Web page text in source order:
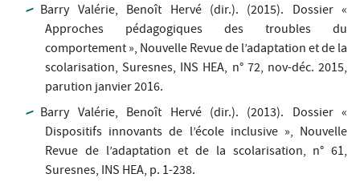
Barry Valérie, Benoît Hervé (dir.). (2015). Dossier «
Approches pédagogiques des troubles du
comportement », Nouvelle Revue de l’adaptation et de la
scolarisation, Suresnes, INS HEA, n° 72, nov-déc. 2015,
parution janvier 2016.
Barry Valérie, Benoît Hervé (dir.). (2013). Dossier «
Dispositifs innovants de l’école inclusive », Nouvelle
Revue de l’adaptation et de la scolarisation, n° 61,
Suresnes, INS HEA, p. 1-238.